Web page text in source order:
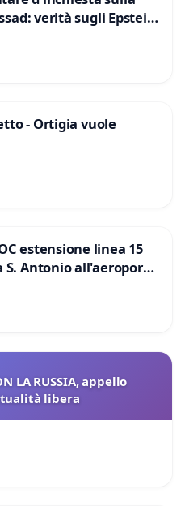
verità sugli Epstein
- Ortigia vuole
estensione linea 15
S. Antonio all'aeroporto
LA RUSSIA, appello
libera